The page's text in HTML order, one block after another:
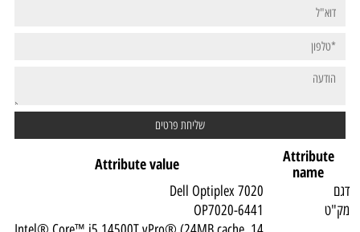
Attribute
name
Attribute value
Dell Optiplex 7020
OP7020-6441